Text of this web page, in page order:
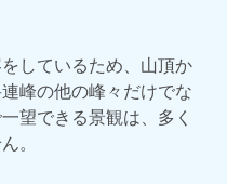
しているため、山頂か
峰の他の峰々だけでな
望できる景観は、多く
。